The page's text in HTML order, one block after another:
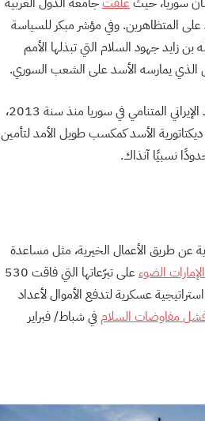
شنها الأسد على المتظاهرين. وفي مؤشر مبكر للسياسة
بن زايد جهود السلام التي تبذلها الأمم
تشاطر أبوظبي دول مجلس التعاون الخليجي نفس الشواغل المتعلقة بالتواجد الإيراني المتنامي في سوريا منذ سنة 2013،
الأسد كمكسب طويل الأمد لتأمين
نسبيًا آنذاك.
عن طريق الأعمال الخيرية، مثل مساعدة
الإماراتالضوء
على تبرّعاتها التي فاقت 530
عسكرية لتدفع الأموال لأعداد
مفاوضاتالسلام في شباط/ فبراير